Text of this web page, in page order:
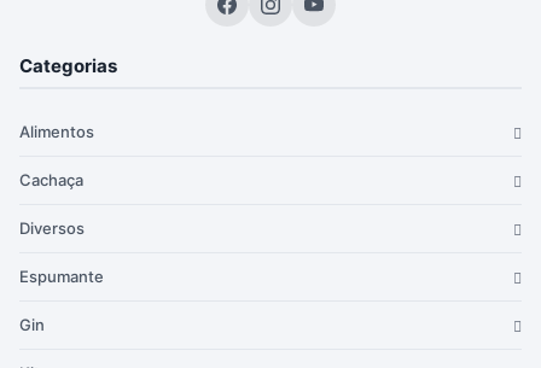
Categorias
Alimentos
Cachaça
Diversos
Espumante
Gin